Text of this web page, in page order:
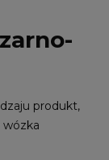
produkt,
wózka